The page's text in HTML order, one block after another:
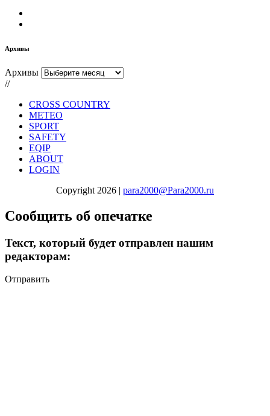
Архивы
Архивы
//
CROSS COUNTRY
METEO
SPORT
SAFETY
EQIP
ABOUT
LOGIN
Copyright 2026 | para2000@Para2000.ru
Сообщить об опечатке
Текст, который будет отправлен нашим
редакторам:
Отправить